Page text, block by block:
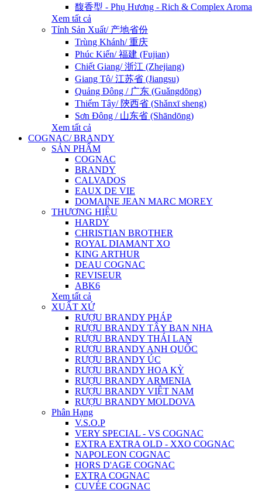
馥香型 - Phụ Hương - Rich & Complex Aroma
Xem tất cả
Tỉnh Sản Xuất/ 产地省份
Trùng Khánh/ 重庆
Phúc Kiến/ 福建 (Fujian)
Chiết Giang/ 浙江 (Zhejiang)
Giang Tô/ 江苏省 (Jiangsu)
Quảng Đông / 广东 (Guǎngdōng)
Thiểm Tây/ 陝西省 (Shǎnxī sheng)
Sơn Đông / 山东省 (Shāndōng)
Xem tất cả
COGNAC/ BRANDY
SẢN PHẨM
COGNAC
BRANDY
CALVADOS
EAUX DE VIE
DOMAINE JEAN MARC MOREY
THƯƠNG HIỆU
HARDY
CHRISTIAN BROTHER
ROYAL DIAMANT XO
KING ARTHUR
DEAU COGNAC
REVISEUR
ABK6
Xem tất cả
XUẤT XỨ
RƯỢU BRANDY PHÁP
RƯỢU BRANDY TÂY BAN NHA
RƯỢU BRANDY THÁI LAN
RƯỢU BRANDY ANH QUỐC
RƯỢU BRANDY ÚC
RƯỢU BRANDY HOA KỲ
RƯỢU BRANDY ARMENIA
RƯỢU BRANDY VIỆT NAM
RƯỢU BRANDY MOLDOVA
Phân Hạng
V.S.O.P
VERY SPECIAL - VS COGNAC
EXTRA EXTRA OLD - XXO COGNAC
NAPOLEON COGNAC
HORS D'AGE COGNAC
EXTRA COGNAC
CUVÉE COGNAC